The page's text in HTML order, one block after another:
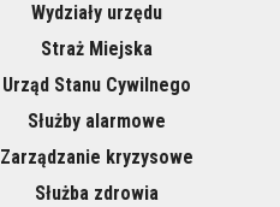
Wydziały urzędu
Straż Miejska
Urząd Stanu Cywilnego
Służby alarmowe
Zarządzanie kryzysowe
Służba zdrowia